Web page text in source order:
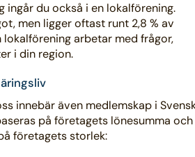
ingår du också i en lokalförening.
men ligger oftast runt 2,8 % av
arbetar med frågor,
i din region.
innebär även medlemskap i
på företagets lönesumma och
företagets storlek: